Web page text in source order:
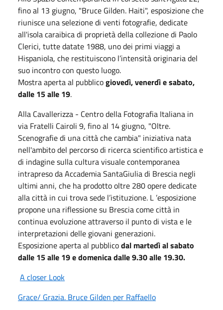
fino al 13 giugno, "Bruce Gilden. Haiti", esposizione che
riunisce una selezione di venti fotografie, dedicate
all'isola caraibica di proprietà della collezione di Paolo
Clerici, tutte datate 1988, uno dei primi viaggi a
Hispaniola, che restituiscono l’intensità originaria del
suo incontro con questo luogo.
Mostra aperta al pubblicogiovedì, venerdì e sabato,
dalle 15 alle 19.
Alla Cavallerizza - Centro della Fotografia Italiana in
via Fratelli Cairoli 9, fino al 14 giugno, "Oltre.
Scenografie di una città che cambia" iniziativa nata
nell'ambito del percorso di ricerca scientifico artistica e
di indagine sulla cultura visuale contemporanea
intrapreso da Accademia SantaGiulia di Brescia negli
ultimi anni, che ha prodotto oltre 280 opere dedicate
alla città in cui trova sede l’istituzione. L ’esposizione
propone una riflessione su Brescia come città in
continua evoluzione attraverso il punto di vista e le
interpretazioni delle giovani generazioni.
Esposizione aperta al pubblicodal martedì al sabato
dalle 15 alle 19 e domenica dalle 9.30 alle 19.30.
A closer Look
Grace/ Grazia. Bruce Gilden per Raffaello